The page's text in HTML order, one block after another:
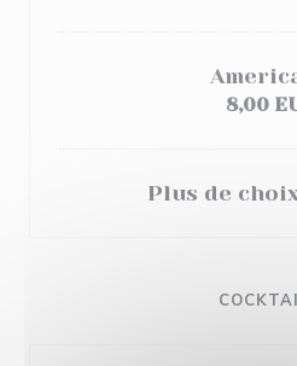
8,00
Plus de